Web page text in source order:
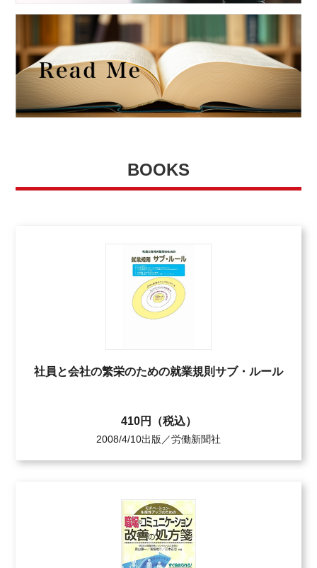
BOOKS
社員と会社の繁栄のための就業規則サブ・ルール
410円（税込）
2008/4/10出版／労働新聞社